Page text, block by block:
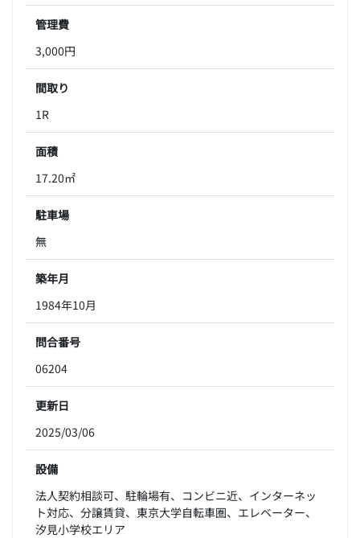
管理費
3,000円
間取り
1R
面積
17.20㎡
駐車場
無
築年月
1984年10月
問合番号
06204
更新日
2025/03/06
設備
法人契約相談可、駐輪場有、コンビニ近、インターネッ
ト対応、分譲賃貸、東京大学自転車圏、エレベーター、
汐見小学校エリア